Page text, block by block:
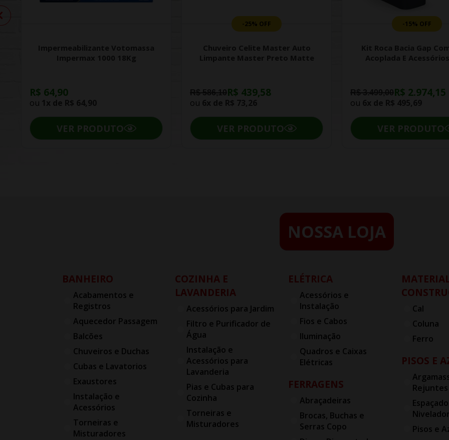
R$ 64,90
ou
VER PRODUTO
-25% OFF
R$ 439,58
ou
VER PRODUTO
-15% OFF
R$ 2.974,15
ou
VER PRODUTO
NOSSA LOJA
BANHEIRO
Acabamentos e
Registros
Aquecedor Passagem
Balcões
Chuveiros e Duchas
Cubas e Lavatorios
Exaustores
Instalação e
Acessórios
Torneiras e
Misturadores
COZINHA E
LAVANDERIA
Acessórios para Jardim
Filtro e Purificador de
Água
Instalação e
Acessórios para
Lavanderia
Pias e Cubas para
Cozinha
Torneiras e
Misturadores
ELÉTRICA
Acessórios e
Instalação
Fios e Cabos
Iluminação
Quadros e Caixas
Elétricas
FERRAGENS
Abraçadeiras
Brocas, Buchas e
Serras Copo
Cal
Coluna
Ferro
PISOS E
Rejuntes
Pisos e